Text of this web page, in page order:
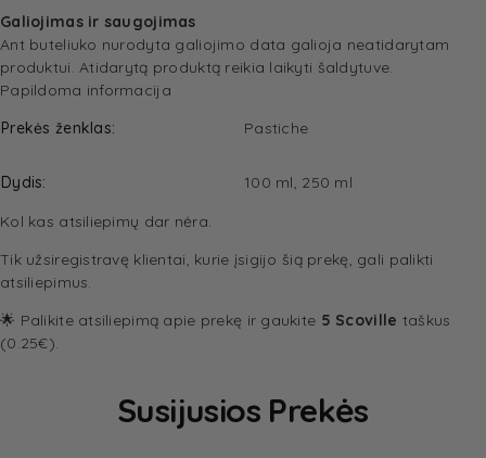
Galiojimas ir saugojimas
Ant buteliuko nurodyta galiojimo data galioja neatidarytam
produktui. Atidarytą produktą reikia laikyti šaldytuve.
Papildoma informacija
Prekės ženklas
Pastiche
Dydis
100 ml, 250 ml
Kol kas atsiliepimų dar nėra.
Tik užsiregistravę klientai, kurie įsigijo šią prekę, gali palikti
atsiliepimus.
🌟 Palikite atsiliepimą apie prekę ir gaukite 5 Scoville taškus
(0.25€).
Susijusios Prekės